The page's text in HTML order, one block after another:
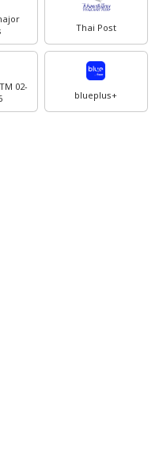
Thai Post
02-
blueplus+